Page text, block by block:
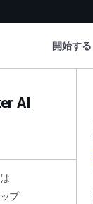
開始する
AI
プ